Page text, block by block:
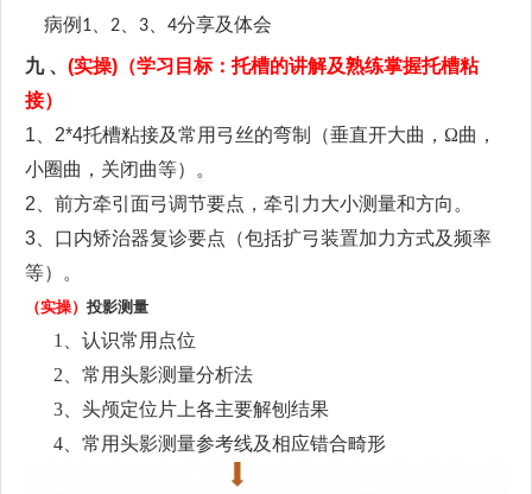
病例 1、 2、 3、 4分享及体会
九 、 (实操) （学习目标：托槽的讲解及熟练掌握托槽粘
接）
1、2*4托槽粘接及常用弓丝的弯制（垂直开大曲， Ω曲，
小圈曲，关闭曲等）。
2、 前方牵引面弓调节要点，牵引力大小测量和方向。
3、
口内矫治器复诊要点（包括扩弓装置加力方式及频率
等）。
（实操） 投影测量
1、 认识常用点位
2、 常用头影测量分析法
3、 头颅定位片上各主要解刨结果
4、 常用头影测量参考线及相应错合畸形